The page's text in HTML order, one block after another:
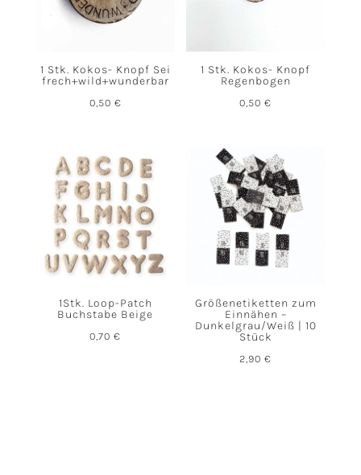
1 Stk. Kokos- Knopf Sei
frech+wild+wunderbar
0,50 €
1 Stk. Kokos- Knopf
Regenbogen
0,50€
1Stk. Loop-Patch
Buchstabe Beige
0,70€
Größenetiketten zum
Einnähen –
Dunkelgrau/Weiß | 10
Stück
2,90€